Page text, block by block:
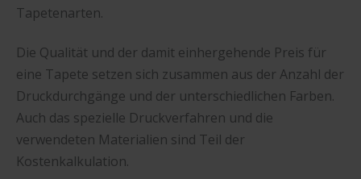
Tapetenarten.
Die Qualität und der damit einhergehende Preis für
eine Tapete setzen sich zusammen aus der Anzahl der
Druckdurchgänge und der unterschiedlichen Farben.
Auch das spezielle Druckverfahren und die
verwendeten Materialien sind Teil der
Kostenkalkulation.